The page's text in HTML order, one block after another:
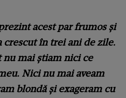
acest par frumos și
în trei ani de zile.
mai știam nici ce
Nici nu mai aveam
blondă și exageram cu